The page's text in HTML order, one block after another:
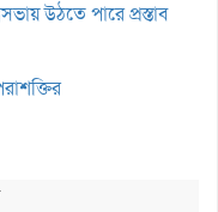
উঠতে পারে প্রস্তাব